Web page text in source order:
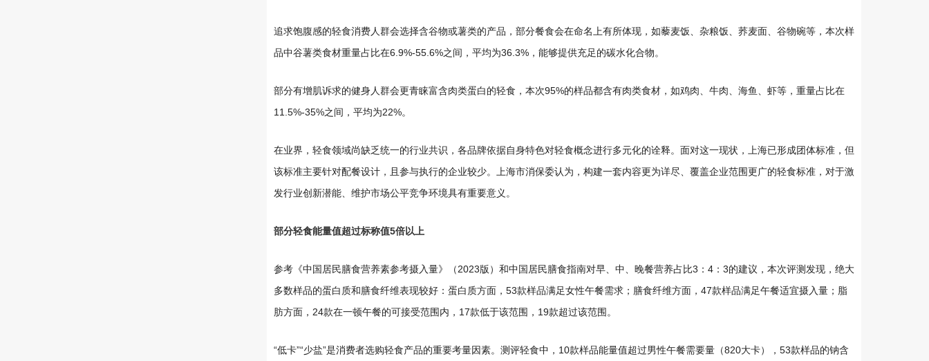
追求饱腹感的轻食消费人群会选择含谷物或薯类的产品，部分餐食会在命名上有所体现，如藜麦饭、杂粮饭、荞麦面、谷物碗等，本次样
品中谷薯类食材重量占比在6.9%-55.6%之间，平均为36.3%，能够提供充足的碳水化合物。
部分有增肌诉求的健身人群会更青睐富含肉类蛋白的轻食，本次95%的样品都含有肉类食材，如鸡肉、牛肉、海鱼、虾等，重量占比在
11.5%-35%之间，平均为22%。
在业界，轻食领域尚缺乏统一的行业共识，各品牌依据自身特色对轻食概念进行多元化的诠释。面对这一现状，上海已形成团体标准，但
该标准主要针对配餐设计，且参与执行的企业较少。上海市消保委认为，构建一套内容更为详尽、覆盖企业范围更广的轻食标准，对于激
发行业创新潜能、维护市场公平竞争环境具有重要意义。
部分轻食能量值超过标称值5倍以上
参考《中国居民膳食营养素参考摄入量》（2023版）和中国居民膳食指南对早、中、晚餐营养占比3：4：3的建议，本次评测发现，绝大
多数样品的蛋白质和膳食纤维表现较好：蛋白质方面，53款样品满足女性午餐需求；膳食纤维方面，47款样品满足午餐适宜摄入量；脂
肪方面，24款在一顿午餐的可接受范围内，17款低于该范围，19款超过该范围。
“低卡”“少盐”是消费者选购轻食产品的重要考量因素。测评轻食中，10款样品能量值超过男性午餐需要量（820大卡），53款样品的钠含